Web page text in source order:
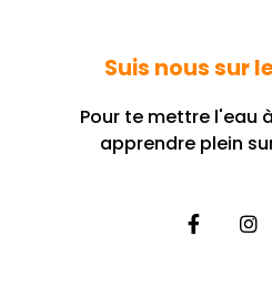
Suis nous sur
Pour te mettre l'eau
apprendre plein